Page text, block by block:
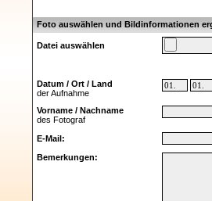
Foto auswählen und Bildinformationen
Datei auswählen
Datum / Ort / Land
der Aufnahme
Vorname / Nachname
des Fotograf
E-Mail:
Bemerkungen: